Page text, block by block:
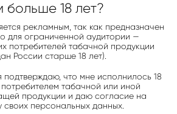
ЛИСТ ОЖИДАНИЯ
2000+
и акции каждые день!
больше 18 лет?
рекламным, так как предназначен
для ограниченной аудитории —
потребителей табачной продукции
России старше 18 лет).
подтверждаю, что мне исполнилось 18
потребителем табачной или иной
продукции и даю согласие на
своих персональных данных.